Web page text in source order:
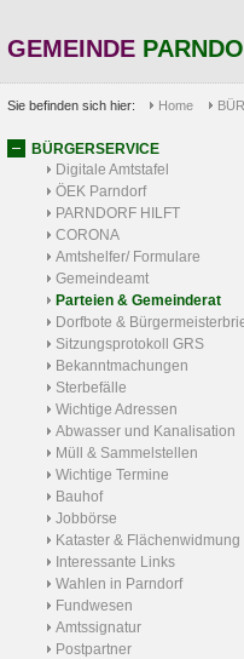
GEMEINDE
Sie befinden sich hier: Home
BÜRGERSERVICE
Digitale Amtstafel
ÖEK Parndorf
PARNDORF HILFT
CORONA
Amtshelfer/ Formulare
Gemeindeamt
Parteien & Gemeinderat
Dorfbote &
Sitzungsprotokoll GRS
Bekanntmachungen
Sterbefälle
Wichtige Adressen
Abwasser und Kanalisation
Müll & Sammelstellen
Wichtige Termine
Bauhof
Jobbörse
Kataster & Flächenwidmung
Interessante Links
Wahlen in Parndorf
Fundwesen
Amtssignatur
Postpartner